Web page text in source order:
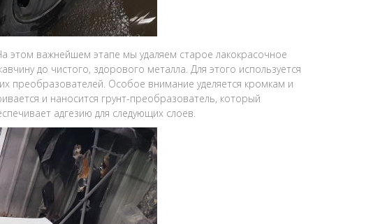
этом важнейшем этапе мы удаляем старое лакокрасочное
до чистого, здорового металла. Для этого используется
преобразователей. Особое внимание уделяется кромкам и
и наносится грунт-преобразователь, который
адгезию для следующих слоев.